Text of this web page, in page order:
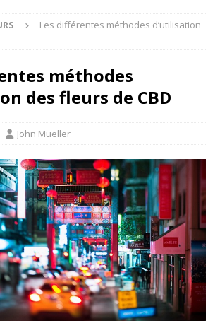
Les différentes méthodes d’utilisation
méthodes
des fleurs de CBD
John Mueller